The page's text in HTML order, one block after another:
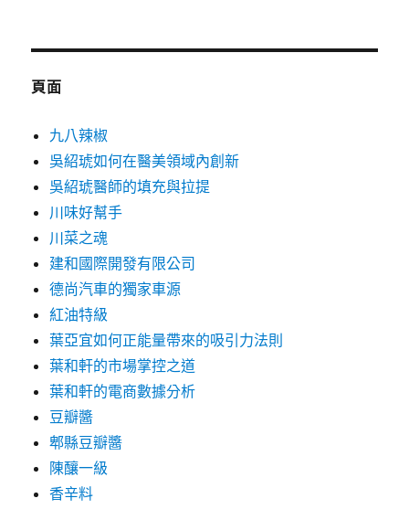
鍵
頁面
九八辣椒
吳紹琥如何在醫美領域內創新
吳紹琥醫師的填充與拉提
川味好幫手
川菜之魂
建和國際開發有限公司
德尚汽車的獨家車源
紅油特級
葉亞宜如何正能量帶來的吸引力法則
葉和軒的市場掌控之道
葉和軒的電商數據分析
豆瓣醬
郫縣豆瓣醬
陳釀一級
香辛料